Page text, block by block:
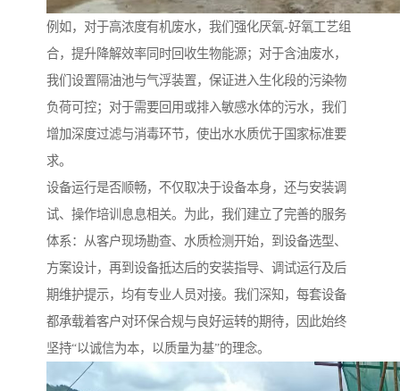
例如，对于高浓度有机废水，我们强化厌氧-好氧工艺组
合，提升降解效率同时回收生物能源；对于含油废水，
我们设置隔油池与气浮装置，保证进入生化段的污染物
负荷可控；对于需要回用或排入敏感水体的污水，我们
增加深度过滤与消毒环节，使出水水质优于国家标准要
求。
设备运行是否顺畅，不仅取决于设备本身，还与安装调
试、操作培训息息相关。为此，我们建立了完善的服务
体系：从客户现场勘查、水质检测开始，到设备选型、
方案设计，再到设备抵达后的安装指导、调试运行及后
期维护提示，均有专业人员对接。我们深知，每套设备
都承载着客户对环保合规与良好运转的期待，因此始终
坚持“以诚信为本，以质量为基”的理念。